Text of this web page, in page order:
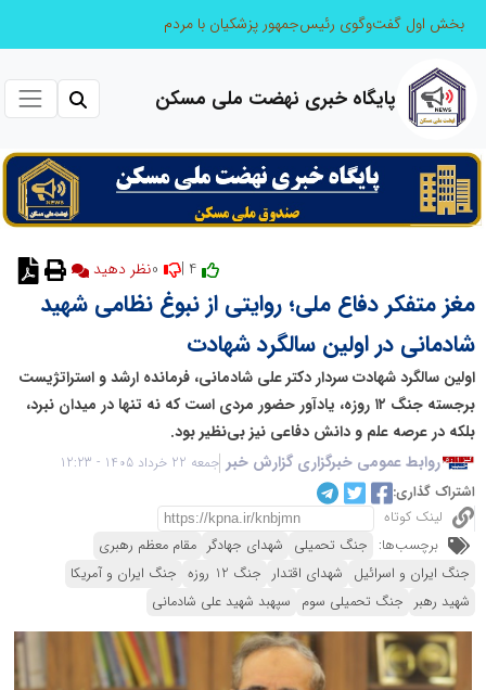
بخش اول گفت‌وگوی رئیس‌جمهور پزشکیان با مردم
پایگاه خبری نهضت ملی مسکن
نظر دهید
مغز متفکر دفاع ملی؛ روایتی از نبوغ نظامی شهید
شادمانی در اولین سالگرد شهادت
اولین سالگرد شهادت سردار دکتر علی شادمانی، فرمانده ارشد و استراتژیست
برجسته جنگ ۱۲ روزه، یادآور حضور مردی است که نه تنها در میدان نبرد،
بلکه در عرصه علم و دانش دفاعی نیز بی‌نظیر بود.
روابط عمومی خبرگزاری گزارش خبر جمعه 22 خرداد 1405 - 12:23
اشتراک گذاری:
لینک کوتاه
برچسب‌ها: جنگ تحمیلی شهدای جهادگر مقام معظم رهبری
جنگ ایران و اسرائیل شهدای اقتدار جنگ 12 روزه
جنگ ایران و آمریکا
شهید رهبر جنگ تحمیلی سوم سپهبد شهید علی شادمانی